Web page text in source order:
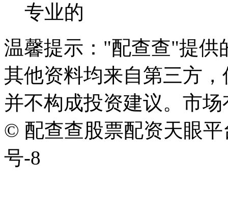
专业的
温馨提示："配查查"提供
其他资料均来自第三方
并不构成投资建议。市
© 配查查股票配资天眼平
号-8